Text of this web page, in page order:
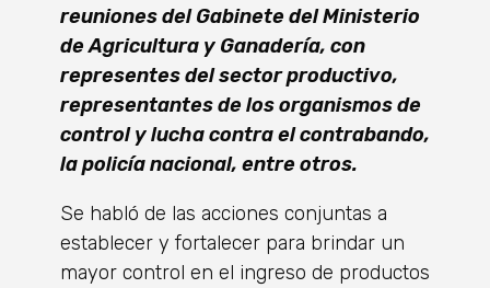
reuniones del Gabinete del Ministerio
de Agricultura y Ganadería, con
representes del sector productivo,
representantes de los organismos de
control y lucha contra el contrabando,
la policía nacional, entre otros.
Se habló de las acciones conjuntas a
establecer y fortalecer para brindar un
mayor control en el ingreso de productos